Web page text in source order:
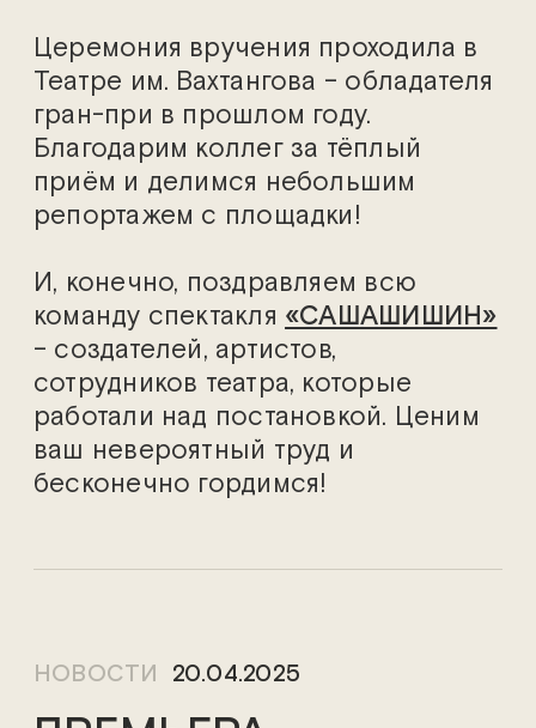
Церемония вручения проходила в
Театре им. Вахтангова – обладателя
гран-при в прошлом году.
Благодарим коллег за тёплый
приём и делимся небольшим
репортажем с площадки!
И, конечно, поздравляем всю
команду спектакля «САШАШИШИН»
– создателей, артистов,
сотрудников театра, которые
работали над постановкой. Ценим
ваш невероятный труд и
бесконечно гордимся!
НОВОСТИ 20.04.2025